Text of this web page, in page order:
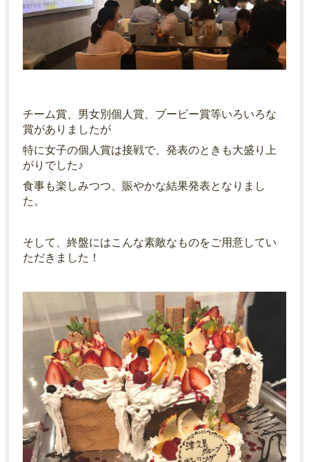
チーム賞、男女別個人賞、ブービー賞等いろいろな
賞がありましたが
特に女子の個人賞は接戦で、発表のときも大盛り上
がりでした♪
食事も楽しみつつ、賑やかな結果発表となりまし
た。
そして、終盤にはこんな素敵なものをご用意してい
ただきました！